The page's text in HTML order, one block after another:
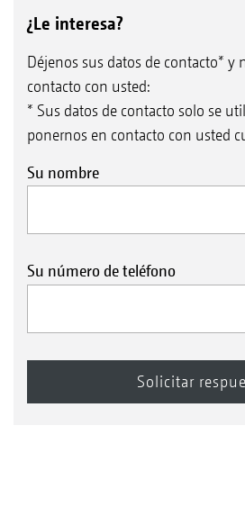
¿Le interesa?
Déjenos sus datos de contacto* y
contacto con usted:
* Sus datos de contacto solo se
ponernos en contacto con usted
Su nombre
Su número de teléfono